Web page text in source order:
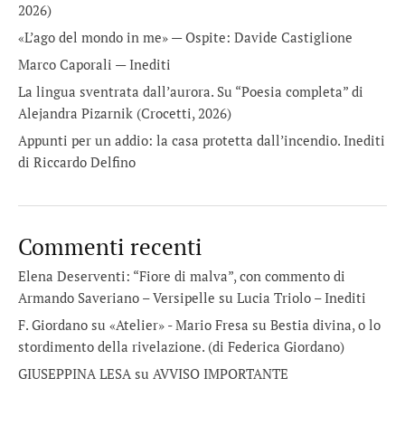
2026)
«L’ago del mondo in me» — Ospite: Davide Castiglione
Marco Caporali — Inediti
La lingua sventrata dall’aurora. Su “Poesia completa” di
Alejandra Pizarnik (Crocetti, 2026)
Appunti per un addio: la casa protetta dall’incendio. Inediti
di Riccardo Delfino
Commenti recenti
Elena Deserventi: “Fiore di malva”, con commento di
Armando Saveriano – Versipelle su Lucia Triolo – Inediti
F. Giordano su «Atelier» - Mario Fresa su Bestia divina, o lo
stordimento della rivelazione. (di Federica Giordano)
GIUSEPPINA LESAsu AVVISO IMPORTANTE